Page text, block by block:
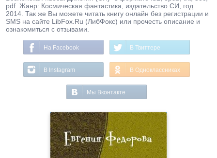
pdf. Жанр: Космическая фантастика, издательство СИ, год
2014. Так же Вы можете читать книгу онлайн без регистрации и
SMS на сайте LibFox.Ru (ЛибФокс) или прочесть описание и
ознакомиться с отзывами.
На Facebook В Твиттере
В Instagram В Одноклассниках
Мы Вконтакте